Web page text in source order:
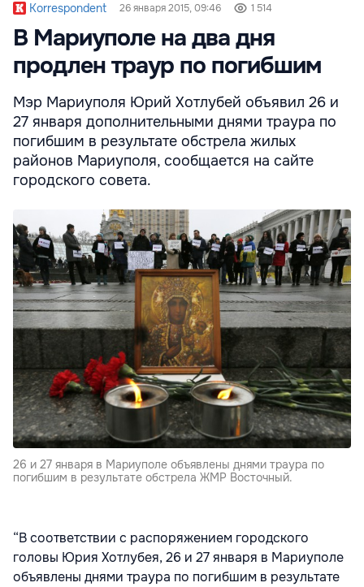
Korrespondent 26 января 2015, 09:46 1 514
В Мариуполе на два дня
продлен траур по погибшим
Мэр Мариуполя Юрий Хотлубей объявил 26 и
27 января дополнительными днями траура по
погибшим в результате обстрела жилых
районов Мариуполя, сообщается на сайте
городского совета.
26 и 27 января в Мариуполе объявлены днями траура по
погибшим в результате обстрела ЖМР Восточный.
“В соответствии с распоряжением городского
головы Юрия Хотлубея, 26 и 27 января в Мариуполе
объявлены днями траура по погибшим в результате